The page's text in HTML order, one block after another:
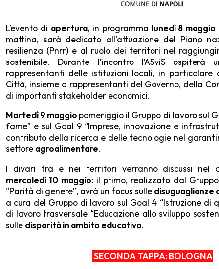
L’evento di apertura, in programma lunedì 8
mattina, sarà dedicato all'attuazione del Piano
resilienza (Pnrr) e al ruolo dei territori nel
sostenibile. Durante l’incontro l’ASviS
rappresentanti delle istituzioni locali, in particolare
Città, insieme a rappresentanti del Governo, della
di importanti stakeholder economici.
Martedì 9 maggio pomeriggio il Gruppo di lavoro sul
fame” e sul Goal 9 “Imprese, innovazione e
contributo della ricerca e delle tecnologie nel
settore agroalimentare.
I divari fra e nei territori verranno discussi nel
mercoledì 10 maggio: il primo, realizzato dal
“Parità di genere”, avrà un focus sulle disuguaglianze
a cura del Gruppo di lavoro sul Goal 4 “Istruzione di
di lavoro trasversale “Educazione allo sviluppo
sulle disparità in ambito educativo.
SECONDA TAPPA: BOLOGNA